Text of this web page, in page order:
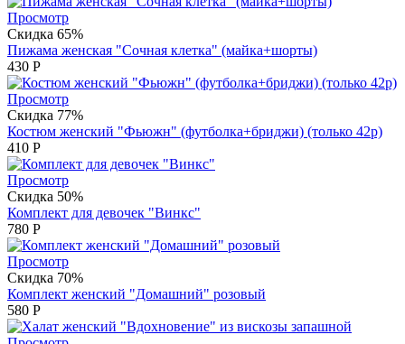
Просмотр
Скидка 65%
Пижама женская "Сочная клетка" (майка+шорты)
430 Р
Просмотр
Скидка 77%
Костюм женский "Фьюжн" (футболка+бриджи) (только 42р)
410 Р
Просмотр
Скидка 50%
Комплект для девочек "Винкс"
780 Р
Просмотр
Скидка 70%
Комплект женский "Домашний" розовый
580 Р